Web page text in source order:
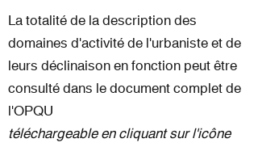
La totalité de la description des
domaines d'activité de l'urbaniste et de
leurs déclinaison en fonction peut être
consulté dans le document complet de
l'OPQU
téléchargeable en cliquant sur l'icône